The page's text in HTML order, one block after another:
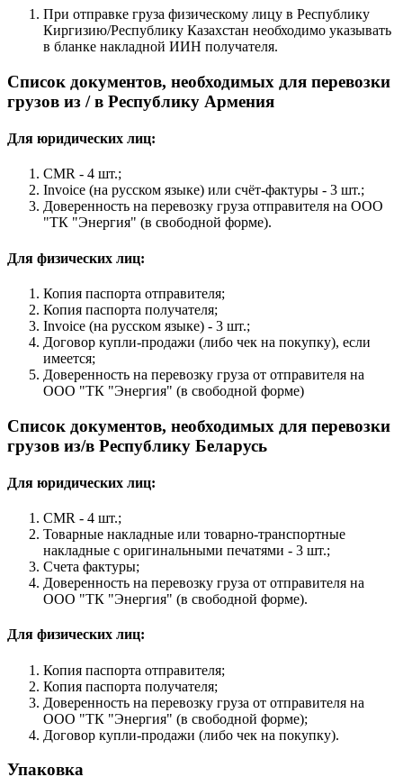
При отправке груза физическому лицу в Республику
Киргизию/Республику Казахстан необходимо указывать
в бланке накладной ИИН получателя.
Список документов, необходимых для перевозки
грузов из / в Республику Армения
Для юридических лиц:
CMR - 4 шт.;
Invoice (на русском языке) или счёт-фактуры - 3 шт.;
Доверенность на перевозку груза отправителя на ООО
"ТК "Энергия" (в свободной форме).
Для физических лиц:
Копия паспорта отправителя;
Копия паспорта получателя;
Invoice (на русском языке) - 3 шт.;
Договор купли-продажи (либо чек на покупку), если
имеется;
Доверенность на перевозку груза от отправителя на
ООО "ТК "Энергия" (в свободной форме)
Список документов, необходимых для перевозки
грузов из/в Республику Беларусь
Для юридических лиц:
CMR - 4 шт.;
Товарные накладные или товарно-транспортные
накладные с оригинальными печатями - 3 шт.;
Счета фактуры;
Доверенность на перевозку груза от отправителя на
ООО "ТК "Энергия" (в свободной форме).
Для физических лиц:
Копия паспорта отправителя;
Копия паспорта получателя;
Доверенность на перевозку груза от отправителя на
ООО "ТК "Энергия" (в свободной форме);
Договор купли-продажи (либо чек на покупку).
Упаковка